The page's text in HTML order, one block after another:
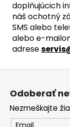
doplňujúcich
náš ochotný
SMS alebo
alebo e-
adrese
Z
Odoberať
Nezmeškajte